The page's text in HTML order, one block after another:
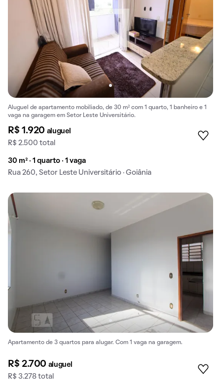
Aluguel de apartamento mobiliado, de 30 m² com 1 quarto, 1 banheiro e 1
vaga na garagem em Setor Leste Universitário.
R$ 1.920 aluguel
R$ 2.500 total
30 m² · 1 quarto · 1 vaga
Rua 260, Setor Leste Universitário · Goiânia
Apartamento de 3 quartos para alugar. Com 1 vaga na garagem.
R$ 2.700 aluguel
R$ 3.278 total